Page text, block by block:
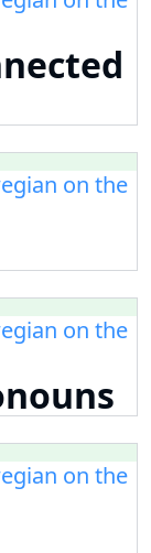
on the
on the
on the